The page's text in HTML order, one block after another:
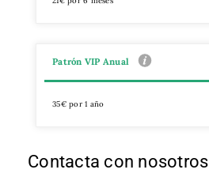
Patrón VIP Anual
35€ por 1 año
Contacta con nosotros